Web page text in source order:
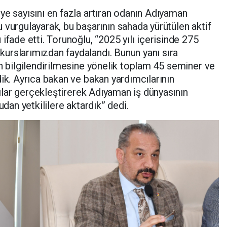
sayısını en fazla artıran odanın Adıyaman
bu başarının sahada yürütülen aktif
etti. Torunoğlu, “2025 yılı içerisinde 275
faydalandı. Bunun yanı sıra
yönelik toplam 45 seminer ve
Ayrıca bakan ve bakan yardımcılarının
gerçekleştirerek Adıyaman iş dünyasının
yetkililere aktardık” dedi.